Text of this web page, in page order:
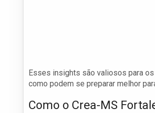
Esses insights são valiosos para
como podem se preparar melhor
Como o Crea-MS